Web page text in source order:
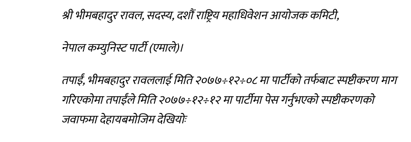
श्री भीमबहादुर रावल, सदस्य, दशौं राष्ट्रिय महाधिवेशन आयोजक कमिटी,
नेपाल कम्युनिस्ट पार्टी (एमाले)।
तपाईं, भीमबहादुर रावललाई मिति २०७७÷१२÷०८ मा पार्टीको तर्फबाट स्पष्टीकरण माग
गरिएकोमा तपाईंले मिति २०७७÷१२÷१२ मा पार्टीमा पेस गर्नुभएको स्पष्टीकरणको
जवाफमा देहायबमोजिम देखियोः